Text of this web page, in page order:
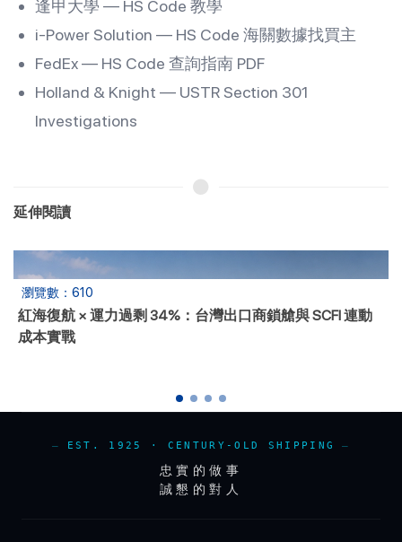
逢甲大學 — HS Code 教學
i-Power Solution — HS Code 海關數據找買主
FedEx — HS Code 查詢指南 PDF
Holland & Knight — USTR Section 301
Investigations
延伸閱讀
瀏覽數：1872
2026三峽檢修停航：鐵水聯運與陸海新通道替代方案，避
開延誤風險
EST. 1925 · CENTURY-OLD SHIPPING
忠實的做事
誠懇的對人